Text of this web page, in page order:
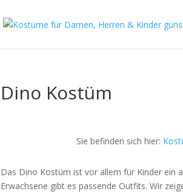
Dino Kostüm
Sie befinden sich hier:
Das Dino Kostüm ist vor allem für Kinder ein
Erwachsene gibt es passende Outfits. Wir